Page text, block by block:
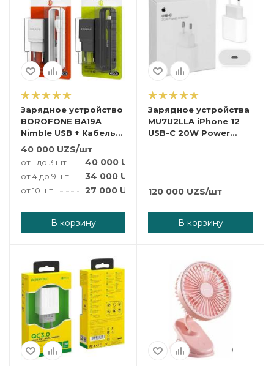
Зарядное устройство
BOROFONE BA19A
Nimble USB + Кабель
USB-Micro, 1A
40 000 UZS/шт
от 1 до 3 шт 40 000UZS
от 4 до 9 шт 34 000UZS
от 10 шт 27 000UZS /шт
В корзину
Зарядное устройства
MU7U2LLA iPhone 12
USB-C 20W Power
120 000 UZS/шт
В корзину